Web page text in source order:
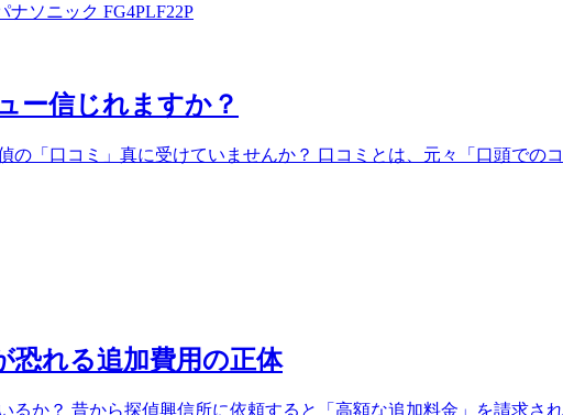
ナソニック FG4PLF22P
ー信じれますか？
の「口コミ」真に受けていませんか？ 口コミとは、元々「口頭での
恐れる追加費用の正体
るか？ 昔から探偵興信所に依頼すると「高額な追加料金」を請求さ